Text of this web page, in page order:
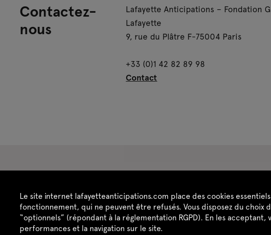
Le site internet lafayetteanticipations.com place des cookies
fonctionnement, qui ne peuvent être refusés. Vous disposez du choix
“optionnels” (répondant à la réglementation RGPD). En les
performances et la navigation sur le site.
Contactez-
nous
Lafayette Anticipations – Fondation
Lafayette
9, rue du Plâtre F-75004 Paris
+33 (0)1 42 82 89 98
Contact
Crédits Mentions légales Politique de confidentialité